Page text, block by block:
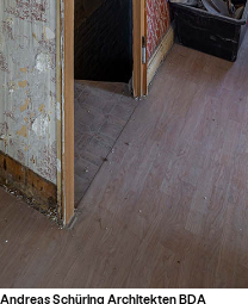
Andreas Schüring Architekten BDA